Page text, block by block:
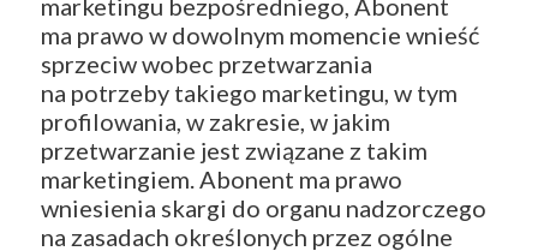
marketingu bezpośredniego, Abonent
ma prawo w dowolnym momencie wnieść
sprzeciw wobec przetwarzania
na potrzeby takiego marketingu, w tym
profilowania, w zakresie, w jakim
przetwarzanie jest związane z takim
marketingiem. Abonent ma prawo
wniesienia skargi do organu nadzorczego
na zasadach określonych przez ogólne